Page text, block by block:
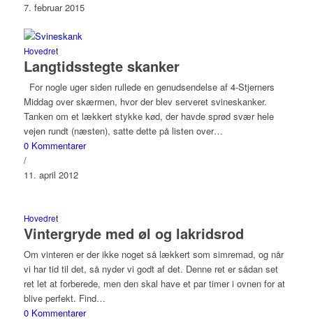
7. februar 2015
Hovedret
Langtidsstegte skanker
For nogle uger siden rullede en genudsendelse af 4-Stjerners
Middag over skærmen, hvor der blev serveret svineskanker.
Tanken om et lækkert stykke kød, der havde sprød svær hele
vejen rundt (næsten), satte dette på listen over…
0 Kommentarer
/
11. april 2012
Hovedret
Vintergryde med øl og lakridsrod
Om vinteren er der ikke noget så lækkert som simremad, og når
vi har tid til det, så nyder vi godt af det. Denne ret er sådan set
ret let at forberede, men den skal have et par timer i ovnen for at
blive perfekt. Find…
0 Kommentarer